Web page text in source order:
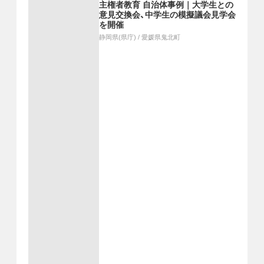
主権者教育 自治体事例｜大学生との
意見交換会、中学生の模擬議会見学会
を開催
静岡県(県庁) / 愛媛県鬼北町